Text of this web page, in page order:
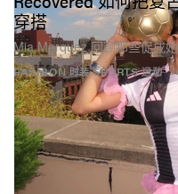
FASHION 时装 SPORTS 运动
穿搭
Mia Marquez 回顾那些促成